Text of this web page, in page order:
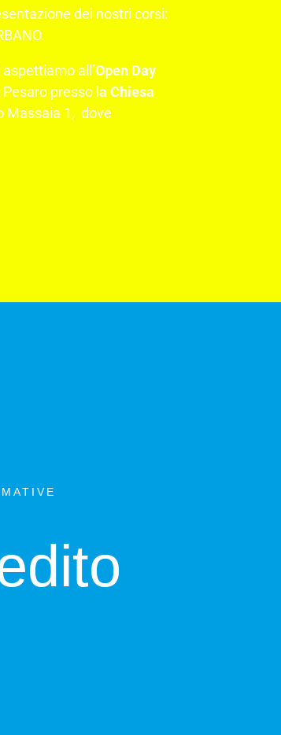
dei nostri corsi:
all’Open Day
presso l a Chiesa
Massaia 1, dove